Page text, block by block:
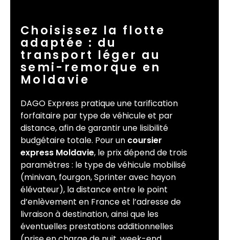
Choisissez la flotte
adaptée : du
transport léger au
semi-remorque en
Moldavie
DAGO Express pratique une tarification
forfaitaire par type de véhicule et par
distance, afin de garantir une lisibilité
budgétaire totale. Pour un coursier
express Moldavie, le prix dépend de trois
paramètres : le type de véhicule mobilisé
(minivan, fourgon, Sprinter avec hayon
élévateur), la distance entre le point
d’enlèvement en France et l’adresse de
livraison à destination, ainsi que les
éventuelles prestations additionnelles